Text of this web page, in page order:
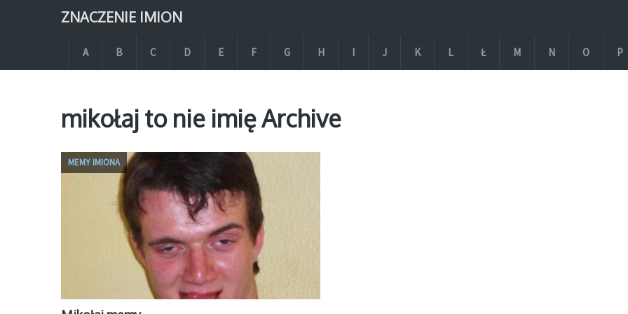
ZNACZENIE IMION
A B C D E F G H I J K L Ł M N O P
mikołaj to nie imię Archive
MEMY IMIONA